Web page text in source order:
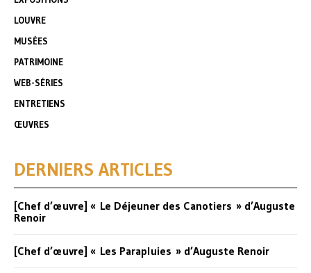
LOUVRE
MUSÉES
PATRIMOINE
WEB-SÉRIES
ENTRETIENS
ŒUVRES
DERNIERS ARTICLES
[Chef d’œuvre] « Le Déjeuner des Canotiers » d’Auguste
Renoir
[Chef d’œuvre] « Les Parapluies » d’Auguste Renoir